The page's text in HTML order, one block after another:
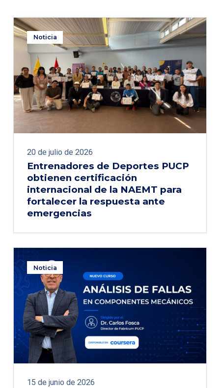
Noticia
20 de julio de 2026
Entrenadores de Deportes PUCP
obtienen certificación
internacional de la NAEMT para
fortalecer la respuesta ante
emergencias
Noticia
15 de junio de 2026